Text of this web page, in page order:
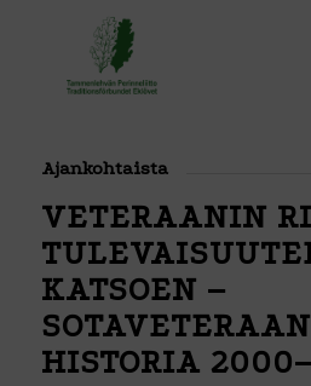
Ajankohtaista
VETERAANIN
KATSOEN –
HISTORIA